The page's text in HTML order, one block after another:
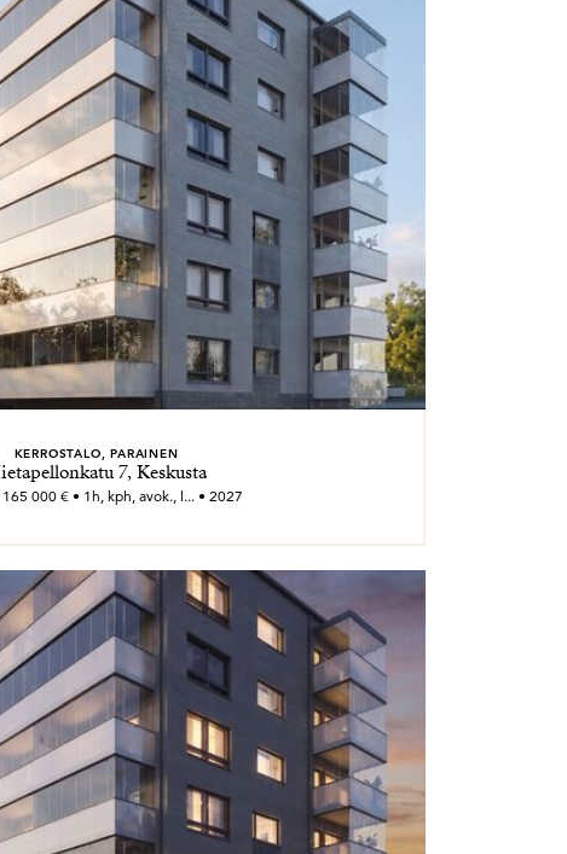
KERROSTALO, PARAINEN
7, Keskusta
165 000 € • 1h, kph, avok., l... • 2027